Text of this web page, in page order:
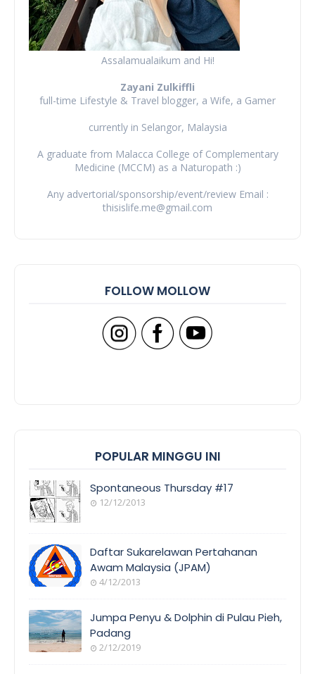
Assalamualaikum and Hi!
Zayani Zulkiffli
full-time Lifestyle & Travel blogger, a Wife, a Gamer
currently in Selangor, Malaysia
A graduate from Malacca College of Complementary
Medicine (MCCM) as a Naturopath :)
Any advertorial/sponsorship/event/review Email :
thisislife.me@gmail.com
FOLLOW MOLLOW
POPULAR MINGGU INI
Spontaneous Thursday #17
12/12/2013
Daftar Sukarelawan Pertahanan
Awam Malaysia (JPAM)
4/12/2013
Jumpa Penyu & Dolphin di Pulau Pieh,
Padang
2/12/2019